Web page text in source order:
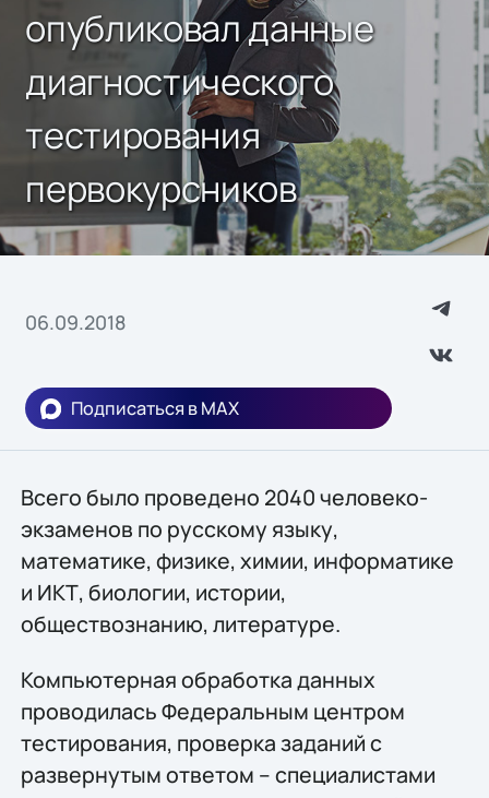
опубликовал данные
диагностического
тестирования
первокурсников
06.09.2018
Подписаться в MAX
Всего было проведено 2040 человеко-
экзаменов по русскому языку,
математике, физике, химии, информатике
и ИКТ, биологии, истории,
обществознанию, литературе.
Компьютерная обработка данных
проводилась Федеральным центром
тестирования, проверка заданий с
развернутым ответом – специалистами